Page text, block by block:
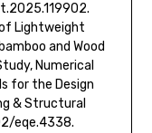
of Lightweight
and Wood
Numerical
for the Design
& Structural
eqe.4338.